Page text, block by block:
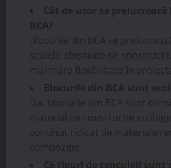
Cât de ușor se
BCA?
Blocurile din BCA se
sculele obișnuite de
mai mare flexibilitate în
Blocurile din BCA sunt
Da, blocurile din BCA sunt
material de construcție
conținut ridicat de materiale
compoziție.
Ce tipuri de tencuieli sunt